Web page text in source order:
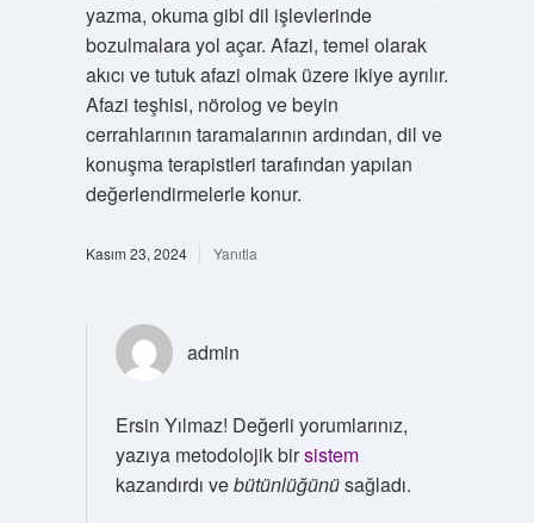
yazma, okuma gibi dil işlevlerinde
bozulmalara yol açar. Afazi, temel olarak
akıcı ve tutuk afazi olmak üzere ikiye ayrılır.
Afazi teşhisi, nörolog ve beyin
cerrahlarının taramalarının ardından, dil ve
konuşma terapistleri tarafından yapılan
değerlendirmelerle konur.
Kasım 23, 2024 Yanıtla
admin
Ersin Yılmaz! Değerli yorumlarınız,
yazıya metodolojik birsistem
kazandırdı vebütünlüğünüsağladı.